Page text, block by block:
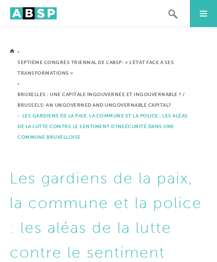
›
SEPTIÈME CONGRÈS TRIENNAL DE L’ABSP: « L’ÉTAT FACE À SES
TRANSFORMATIONS »
›
BRUXELLES : UNE CAPITALE INGOUVERNÉE ET INGOUVERNABLE ? /
BRUSSELS: AN UNGOVERNED AND UNGOVERNABLE CAPITAL?
› LES GARDIENS DE LA PAIX, LA COMMUNE ET LA POLICE : LES ALÉAS
DE LA LUTTE CONTRE LE SENTIMENT D’INSÉCURITÉ DANS UNE
COMMUNE BRUXELLOISE
Les gardiens de la paix,
la commune et la police
: les aléas de la lutte
contre le sentiment